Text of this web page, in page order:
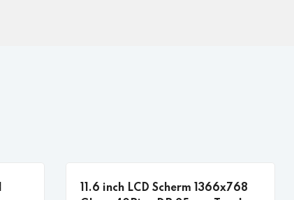
11.6 inch LCD Scherm 1366x768